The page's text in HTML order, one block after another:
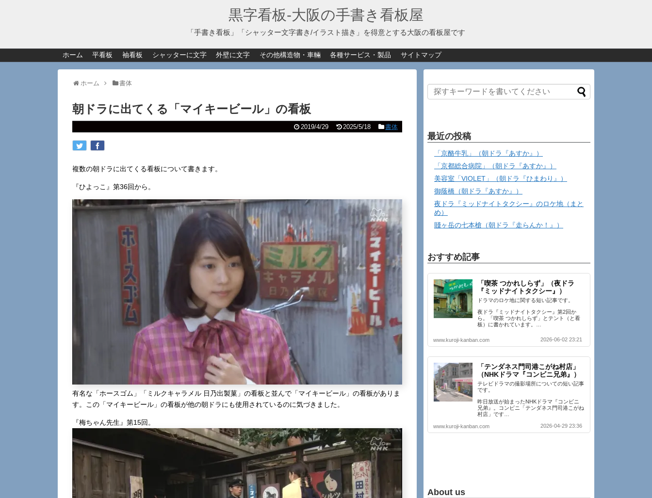
黒字看板‐大阪の手書き看板屋
「手書き看板」「シャッター文字書き/イラスト描き」を得意とする大阪の看板屋です
ホーム 平看板 袖看板 シャッターに文字 外壁に文字 その他構造物・車輛 各種サービス・製品 サイトマップ
ホーム 書体
朝ドラに出てくる「マイキービール」の看板
2019/4/29 2025/5/18 書体
複数の朝ドラに出てくる看板について書きます。
『ひよっこ』第36回から。
有名な「ホースゴム」「ミルクキャラメル 日乃出製菓」の看板と並んで「マイキービール」の看板がありま
す。この「マイキービール」の看板が他の朝ドラにも使用されているのに気づきました。
『梅ちゃん先生』第15回。
最近の投稿
「京酪牛乳」（朝ドラ『あすか』）
「京都総合病院」（朝ドラ『あすか』）
美容室「VIOLET」（朝ドラ『ひまわり』）
御蔭橋（朝ドラ『あすか』）
夜ドラ『ミッドナイトタクシー』のロケ地（まと
め）
賤ヶ岳の七本槍（朝ドラ『走らんか！』）
おすすめ記事
「喫茶 つかれしらず」（夜ドラ
『ミッドナイトタクシー』）
ドラマのロケ地に関する短い記事です。
夜ドラ『ミッドナイトタクシー』第2回か
ら。「喫茶 つかれしらず」とテント（と看
板）に書かれています。…
www.kuroji-kanban.com 2026-06-02 23:21
「テンダネス門司港こがね村店」
（NHKドラマ『コンビニ兄弟』）
テレビドラマの撮影場所についての短い記事
です。
昨日放送が始まったNHKドラマ『コンビニ
兄弟』。コンビニ「テンダネス門司港こがね
村店」です…
www.kuroji-kanban.com 2026-04-29 23:36
About us